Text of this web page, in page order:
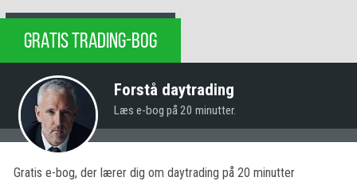
GRATIS TRADING-BOG
Forstå daytrading
Læs e-bog på 20 minutter.
Gratis e-bog, der lærer dig om daytrading på 20 minutter